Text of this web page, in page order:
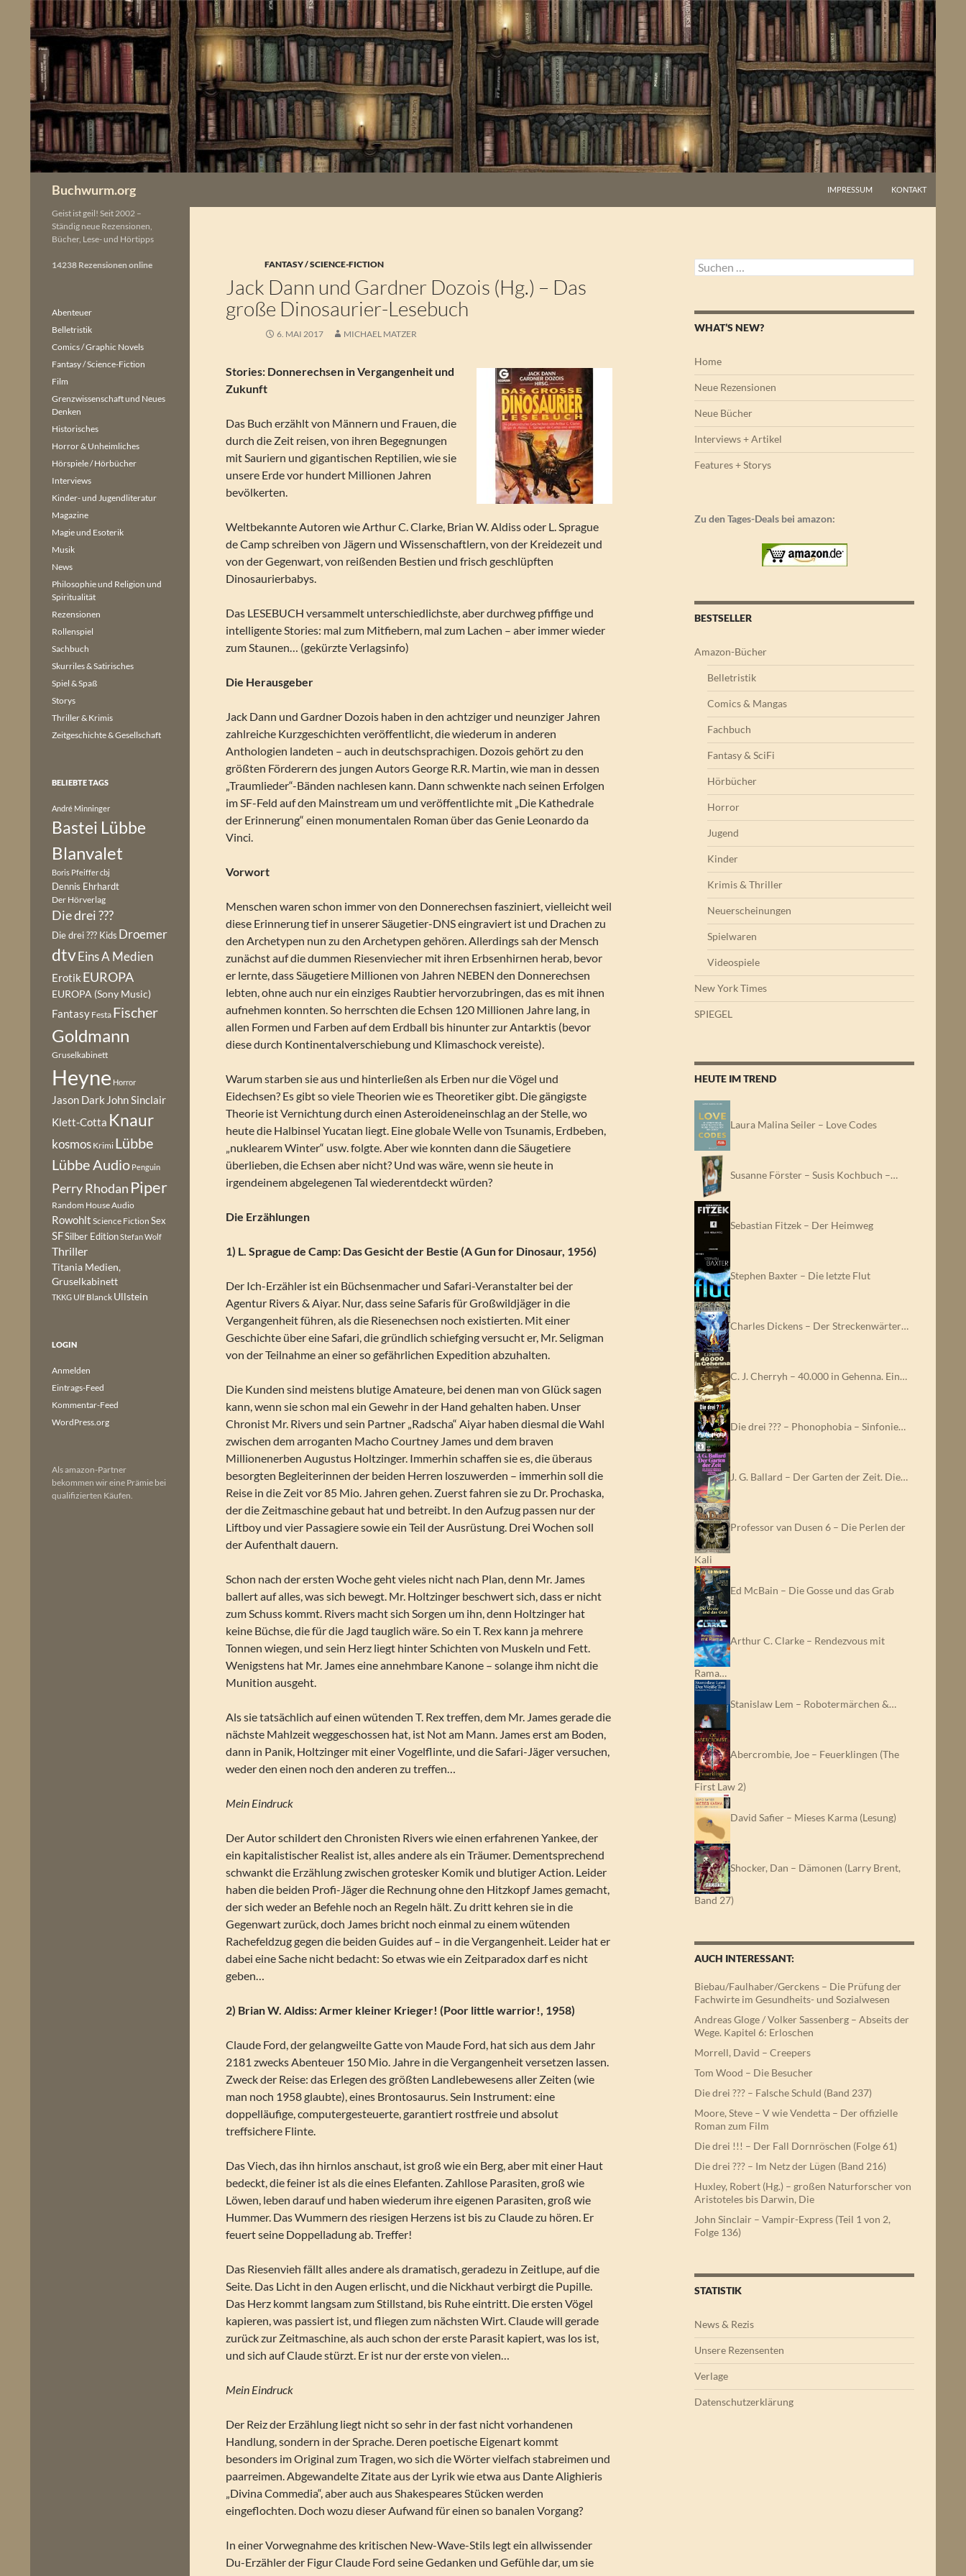
springen
Buchwurm.org IMPRESSUM KONTAKT
FANTASY / SCIENCE-FICTION
Jack Dann und Gardner Dozois (Hg.) – Das
große Dinosaurier-Lesebuch
6. MAI 2017 MICHAEL MATZER
Stories: Donnerechsen in Vergangenheit und
Zukunft
Das Buch erzählt von Männern und Frauen, die
durch die Zeit reisen, von ihren Begegnungen
mit Sauriern und gigantischen Reptilien, wie sie
unsere Erde vor hundert Millionen Jahren
bevölkerten.
Weltbekannte Autoren wie Arthur C. Clarke, Brian W. Aldiss oder L. Sprague
de Camp schreiben von Jägern und Wissenschaftlern, von der Kreidezeit und
von der Gegenwart, von reißenden Bestien und frisch geschlüpften
Dinosaurierbabys.
Das LESEBUCH versammelt unterschiedlichste, aber durchweg pfiffige und
intelligente Stories: mal zum Mitfiebern, mal zum Lachen – aber immer wieder
zum Staunen… (gekürzte Verlagsinfo)
Die Herausgeber
Jack Dann und Gardner Dozois haben in den achtziger und neunziger Jahren
zahlreiche Kurzgeschichten veröffentlicht, die wiederum in anderen
Anthologien landeten – auch in deutschsprachigen. Dozois gehört zu den
größten Förderern des jungen Autors George R.R. Martin, wie man in dessen
„Traumlieder“-Bänden nachlesen kann. Dann schwenkte nach seinen Erfolgen
im SF-Feld auf den Mainstream um und veröffentlichte mit „Die Kathedrale
der Erinnerung“ einen monumentalen Roman über das Genie Leonardo da
Vinci.
Vorwort
Menschen waren schon immer von den Donnerechsen fasziniert, vielleicht weil
diese Erinnerung tief in unserer Säugetier-DNS eingraviert ist und Drachen zu
den Archetypen nun zu den Archetypen gehören. Allerdings sah der Mensch
zunächst auf die dummen Riesenviecher mit ihren Erbsenhirnen herab, bevor
er lernte, dass Säugetiere Millionen von Jahren NEBEN den Donnerechsen
lebten, ohne auch nur ein einziges Raubtier hervorzubringen, das es mit ihnen
aufnehmen konnten. So herrschten die Echsen 120 Millionen Jahre lang, in
allen Formen und Farben auf dem Erdball bis hinunter zur Antarktis (bevor
diese durch Kontinentalverschiebung und Klimaschock vereiste).
Warum starben sie aus und hinterließen als Erben nur die Vögel und
Eidechsen? Es gibt so viele Theorien wie es Theoretiker gibt. Die gängigste
Theorie ist Vernichtung durch einen Asteroideneinschlag an der Stelle, wo
heute die Halbinsel Yucatan liegt. Eine globale Welle von Tsunamis, Erdbeben,
„nuklearem Winter“ usw. folgte. Aber wie konnten dann die Säugetiere
überlieben, die Echsen aber nicht? Und was wäre, wenn sie heute in
irgendeinem abgelegenen Tal wiederentdeckt würden?
Die Erzählungen
1) L. Sprague de Camp: Das Gesicht der Bestie (A Gun for Dinosaur, 1956)
Der Ich-Erzähler ist ein Büchsenmacher und Safari-Veranstalter bei der
Agentur Rivers & Aiyar. Nur, dass seine Safaris für Großwildjäger in die
Vergangenheit führen, als die Riesenechsen noch existierten. Mit einer
Geschichte über eine Safari, die gründlich schiefging versucht er, Mr. Seligman
von der Teilnahme an einer so gefährlichen Expedition abzuhalten.
Die Kunden sind meistens blutige Amateure, bei denen man von Glück sagen
kann, wenn sie schon mal ein Gewehr in der Hand gehalten haben. Unser
Chronist Mr. Rivers und sein Partner „Radscha“ Aiyar haben diesmal die Wahl
zwischen dem arroganten Macho Courtney James und dem braven
Millionenerben Augustus Holtzinger. Immerhin schaffen sie es, die überaus
besorgten Begleiterinnen der beiden Herren loszuwerden – immerhin soll die
Reise in die Zeit vor 85 Mio. Jahren gehen. Zuerst fahren sie zu Dr. Prochaska,
der die Zeitmaschine gebaut hat und betreibt. In den Aufzug passen nur der
Liftboy und vier Passagiere sowie ein Teil der Ausrüstung. Drei Wochen soll
der Aufenthalt dauern.
Schon nach der ersten Woche geht vieles nicht nach Plan, denn Mr. James
ballert auf alles, was sich bewegt. Mr. Holtzinger beschwert sich, dass er nicht
zum Schuss kommt. Rivers macht sich Sorgen um ihn, denn Holtzinger hat
keine Büchse, die für die Jagd tauglich wäre. So ein T. Rex kann ja mehrere
Tonnen wiegen, und sein Herz liegt hinter Schichten von Muskeln und Fett.
Wenigstens hat Mr. James eine annehmbare Kanone – solange ihm nicht die
Munition ausgeht.
Als sie tatsächlich auf einen wütenden T. Rex treffen, dem Mr. James gerade die
nächste Mahlzeit weggeschossen hat, ist Not am Mann. James erst am Boden,
dann in Panik, Holtzinger mit einer Vogelflinte, und die Safari-Jäger versuchen,
weder den einen noch den anderen zu treffen…
Mein Eindruck
Der Autor schildert den Chronisten Rivers wie einen erfahrenen Yankee, der
ein kapitalistischer Realist ist, alles andere als ein Träumer. Dementsprechend
schwankt die Erzählung zwischen grotesker Komik und blutiger Action. Leider
haben die beiden Profi-Jäger die Rechnung ohne den Hitzkopf James gemacht,
der sich weder an Befehle noch an Regeln hält. Zu dritt kehren sie in die
Gegenwart zurück, doch James bricht noch einmal zu einem wütenden
Rachefeldzug gegen die beiden Guides auf – in die Vergangenheit. Leider hat er
dabei eine Sache nicht bedacht: So etwas wie ein Zeitparadox darf es nicht
geben…
2) Brian W. Aldiss: Armer kleiner Krieger! (Poor little warrior!, 1958)
Claude Ford, der gelangweilte Gatte von Maude Ford, hat sich aus dem Jahr
2181 zwecks Abenteuer 150 Mio. Jahre in die Vergangenheit versetzen lassen.
Zweck der Reise: das Erlegen des größten Landlebewesens aller Zeiten (wie
man noch 1958 glaubte), eines Brontosaurus. Sein Instrument: eine
doppelläufige, computergesteuerte, garantiert rostfreie und absolut
treffsichere Flinte.
Das Viech, das ihn hirnlos anschaut, ist groß wie ein Berg, aber mit einer Haut
bedeckt, die feiner ist als die eines Elefanten. Zahllose Parasiten, groß wie
Löwen, leben darauf und haben wiederum ihre eigenen Parasiten, groß wie
Hummer. Das Wummern des riesigen Herzens ist bis zu Claude zu hören. Er
feuert seine Doppelladung ab. Treffer!
Das Riesenvieh fällt alles andere als dramatisch, geradezu in Zeitlupe, auf die
Seite. Das Licht in den Augen erlischt, und die Nickhaut verbirgt die Pupille.
Das Herz kommt langsam zum Stillstand, bis Ruhe eintritt. Die ersten Vögel
kapieren, was passiert ist, und fliegen zum nächsten Wirt. Claude will gerade
zurück zur Zeitmaschine, als auch schon der erste Parasit kapiert, was los ist,
und sich auf Claude stürzt. Er ist nur der erste von vielen…
Mein Eindruck
Der Reiz der Erzählung liegt nicht so sehr in der fast nicht vorhandenen
Handlung, sondern in der Sprache. Deren poetische Eigenart kommt
besonders im Original zum Tragen, wo sich die Wörter vielfach stabreimen und
paarreimen. Abgewandelte Zitate aus der Lyrik wie etwa aus Dante Alighieris
„Divina Commedia“, aber auch aus Shakespeares Stücken werden
eingeflochten. Doch wozu dieser Aufwand für einen so banalen Vorgang?
In einer Vorwegnahme des kritischen New-Wave-Stils legt ein allwissender
Du-Erzähler der Figur Claude Ford seine Gedanken und Gefühle dar, um sie
Suchen
nach:
WHAT’S NEW?
Home
Neue Rezensionen
Neue Bücher
Interviews + Artikel
Features + Storys
Zu den Tages-Deals bei amazon:
BESTSELLER
Amazon-Bücher
Belletristik
Comics & Mangas
Fachbuch
Fantasy & SciFi
Hörbücher
Horror
Jugend
Kinder
Krimis & Thriller
Neuerscheinungen
Spielwaren
Videospiele
New York Times
SPIEGEL
HEUTE IM TREND
Laura Malina Seiler – Love Codes
Susanne Förster – Susis Kochbuch –…
Sebastian Fitzek – Der Heimweg
Stephen Baxter – Die letzte Flut
Charles Dickens – Der Streckenwärter…
C. J. Cherryh – 40.000 in Gehenna. Ein…
Die drei ??? – Phonophobia – Sinfonie…
J. G. Ballard – Der Garten der Zeit. Die…
Professor van Dusen 6 – Die Perlen der
Kali
Ed McBain – Die Gosse und das Grab
Arthur C. Clarke – Rendezvous mit
Rama…
Stanislaw Lem – Robotermärchen &…
Abercrombie, Joe – Feuerklingen (The
First Law 2)
David Safier – Mieses Karma (Lesung)
Shocker, Dan – Dämonen (Larry Brent,
Band 27)
AUCH INTERESSANT:
Biebau/Faulhaber/Gerckens – Die Prüfung der
Fachwirte im Gesundheits- und Sozialwesen
Andreas Gloge / Volker Sassenberg – Abseits der
Wege. Kapitel 6: Erloschen
Morrell, David – Creepers
Tom Wood – Die Besucher
Die drei ??? – Falsche Schuld (Band 237)
Moore, Steve – V wie Vendetta – Der offizielle
Roman zum Film
Die drei !!! – Der Fall Dornröschen (Folge 61)
Die drei ??? – Im Netz der Lügen (Band 216)
Huxley, Robert (Hg.) – großen Naturforscher von
Aristoteles bis Darwin, Die
John Sinclair – Vampir-Express (Teil 1 von 2,
Folge 136)
STATISTIK
News & Rezis
Unsere Rezensenten
Verlage
Datenschutzerklärung
Geist ist geil! Seit 2002 –
Ständig neue Rezensionen,
Bücher, Lese- und Hörtipps
14238 Rezensionen online
Abenteuer
Belletristik
Comics / Graphic Novels
Fantasy / Science-Fiction
Film
Grenzwissenschaft und Neues
Denken
Historisches
Horror & Unheimliches
Hörspiele / Hörbücher
Interviews
Kinder- und Jugendliteratur
Magazine
Magie und Esoterik
Musik
News
Philosophie und Religion und
Spiritualität
Rezensionen
Rollenspiel
Sachbuch
Skurriles & Satirisches
Spiel & Spaß
Storys
Thriller & Krimis
Zeitgeschichte & Gesellschaft
BELIEBTE TAGS
André Minninger
Bastei Lübbe
Blanvalet
Boris Pfeiffercbj
Dennis Ehrhardt
Der Hörverlag
Die drei ???
Die drei ??? Kids Droemer
dtvEins A Medien
Erotik EUROPA
EUROPA (Sony Music)
Fantasy Festa Fischer
Goldmann
Gruselkabinett
Heyne Horror
Jason Dark John Sinclair
Klett-Cotta Knaur
kosmos Krimi Lübbe
Lübbe Audio Penguin
Perry Rhodan Piper
Random House Audio
Rowohlt Science Fiction Sex
SFSilber EditionStefan Wolf
Thriller
Titania Medien,
Gruselkabinett
TKKG Ulf Blanck Ullstein
LOGIN
Anmelden
Eintrags-Feed
Kommentar-Feed
WordPress.org
Als amazon-Partner
bekommen wir eine Prämie bei
qualifizierten Käufen.